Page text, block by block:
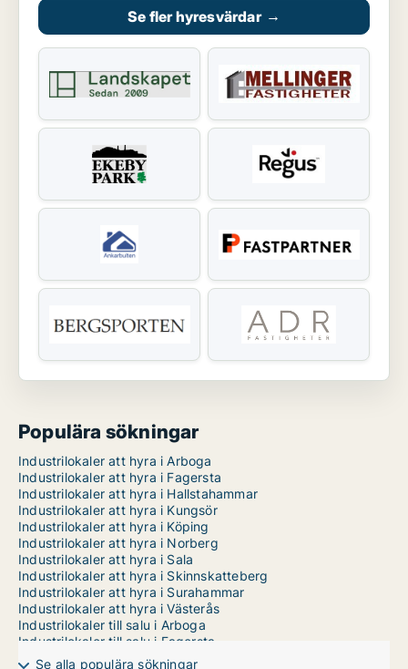
Se fler hyresvärdar →
Populära sökningar
Industrilokaler att hyra i Arboga
Industrilokaler att hyra i Fagersta
Industrilokaler att hyra i Hallstahammar
Industrilokaler att hyra i Kungsör
Industrilokaler att hyra i Köping
Industrilokaler att hyra i Norberg
Industrilokaler att hyra i Sala
Industrilokaler att hyra i Skinnskatteberg
Industrilokaler att hyra i Surahammar
Industrilokaler att hyra i Västerås
Industrilokaler till salu i Arboga
Industrilokaler till salu i Fagersta
Industrilokaler till salu i Hallstahammar
Se alla populära sökningar